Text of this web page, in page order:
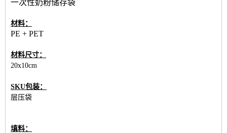
一次性奶粉储存袋
材料：
PE + PET
材料尺寸：
20x10cm
SKU包装：
层压袋
填料：